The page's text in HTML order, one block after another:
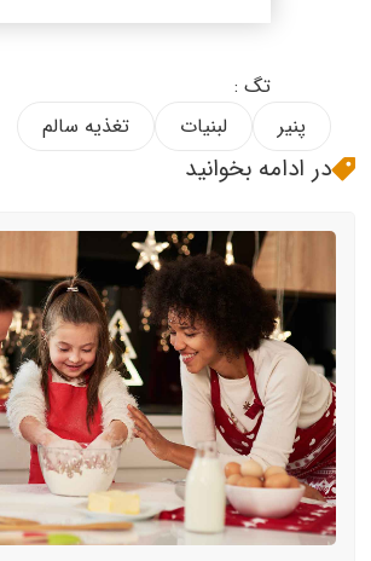
تگ :
پنیر
لبنیات تغذیه سالم
در ادامه بخوانید